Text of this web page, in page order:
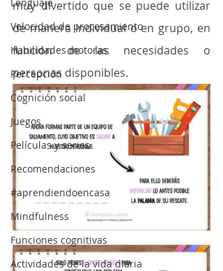
Velocidad de procesamiento
Habilidades motoras
Percepción
Cognición social
Juegos
Películas y series
Recomendaciones
#aprendiendoencasa
Mindfulness
Funciones cognitivas
Actividades de la vida diaria
muy divertido que se puede utilizar
de manera individual o en grupo, en
función de las necesidades o
personas disponibles.